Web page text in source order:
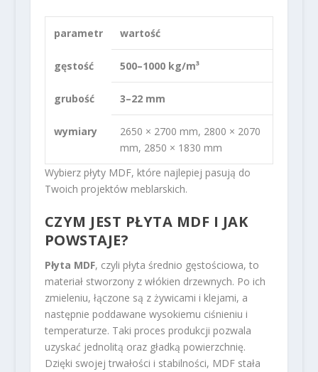
parametr wartość
gęstość 500–1000 kg/m³
grubość 3–22 mm
wymiary
2650 × 2700 mm, 2800 × 2070
mm, 2850 × 1830 mm
Wybierz płyty MDF, które najlepiej pasują do
Twoich projektów meblarskich.
CZYM JEST PŁYTA MDF I JAK
POWSTAJE?
Płyta MDF, czyli płyta średnio gęstościowa, to
materiał stworzony z włókien drzewnych. Po ich
zmieleniu, łączone są z żywicami i klejami, a
następnie poddawane wysokiemu ciśnieniu i
temperaturze. Taki proces produkcji pozwala
uzyskać jednolitą oraz gładką powierzchnię.
Dzięki swojej trwałości i stabilności, MDF stała